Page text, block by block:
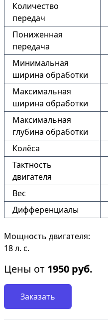
Количество
передач
Пониженная
передача
Минимальная
ширина обработки
Максимальная
ширина обработки
Максимальная
глубина обработки
Колёса
Тактность
двигателя
Вес
Дифференциалы
Мощность двигателя:
18 л. с.
Цены от 1950 руб.
Заказать